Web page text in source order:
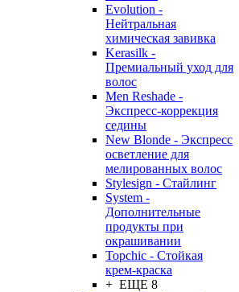
Evolution -
Нейтральная
химическая завивка
Kerasilk -
Премиальный уход для
волос
Men Reshade -
Экспресс-коррекция
седины
New Blonde - Экспресс
осветление для
мелированных волос
Stylesign - Стайлинг
System -
Дополнительные
продукты при
окрашивании
Topchic - Стойкая
крем-краска
+ ЕЩЕ 8